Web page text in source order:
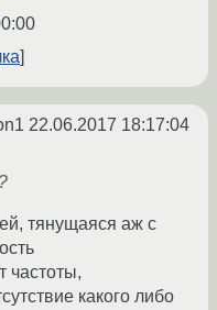
22.06.2017 18:17:04
тянущаяся аж с
частоты,
какого либо